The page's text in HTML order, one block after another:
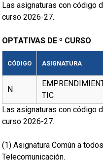
Las asignaturas con código
curso 2026-27.
OPTATIVAS DE º CURSO
CÓDIGO ASIGNATURA
N
TIC
Las asignaturas con código
curso 2026-27.
(1) Asignatura Común a
Telecomunicación.